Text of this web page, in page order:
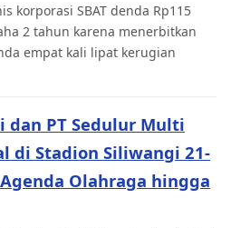
korporasi SBAT denda Rp115
2 tahun karena menerbitkan
empat kali lipat kerugian
PT Sedulur Multi
di Stadion Siliwangi 21-
Olahraga hingga